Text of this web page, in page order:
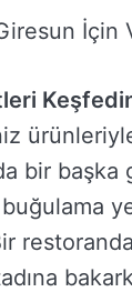
bir başka